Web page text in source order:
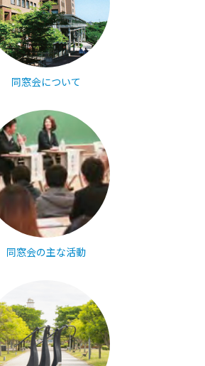
同窓会について
同窓会の主な活動